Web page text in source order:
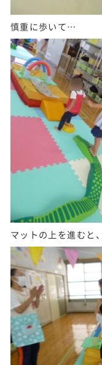
慎重に歩いて…
マットの上を進むと、